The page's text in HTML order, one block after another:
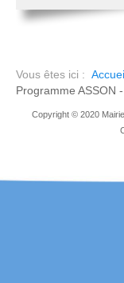
Vous êtes ici :
Programme ASSON
Copyright © 2020